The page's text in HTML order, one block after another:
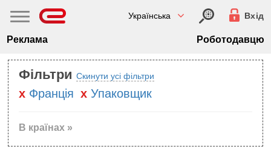
Українська Вхід
Реклама Роботодавцю
Фільтри Скинути усі фільтри
Францiя Упаковщик
В країнах »